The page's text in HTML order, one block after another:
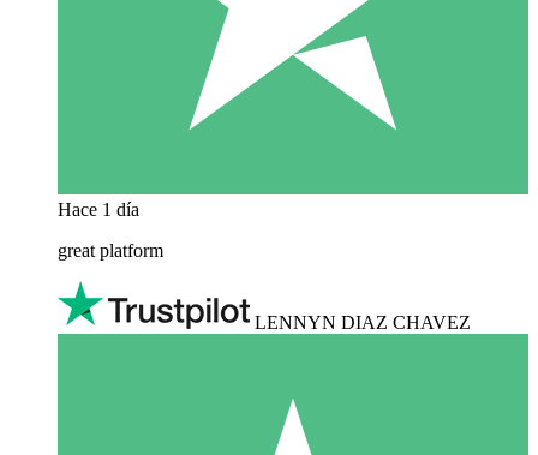
Hace 1 día
great platform
LENNYN DIAZ CHAVEZ